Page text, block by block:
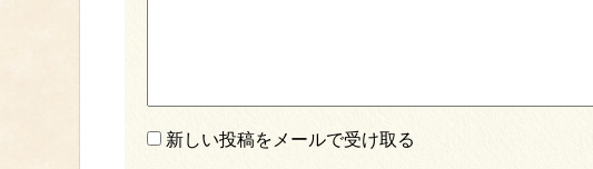
新しい投稿をメールで受け取る